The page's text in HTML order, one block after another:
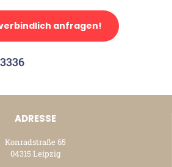
anfragen!
ADRESSE
Konradstraße 65
04315 Leipzig